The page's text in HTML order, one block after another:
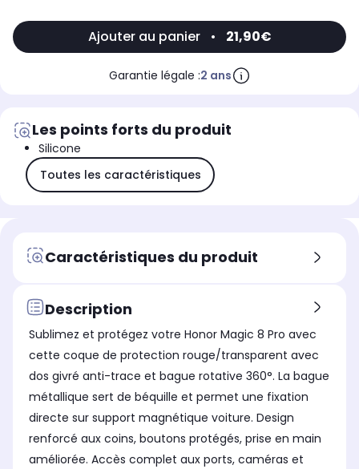
Ajouter au panier • 21,90€
Garantie légale :2 ans
Les points forts du produit
Silicone
Toutes les caractéristiques
Caractéristiques du produit
Description
Sublimez et protégez votre Honor Magic 8 Pro avec
cette coque de protection rouge/transparent avec
dos givré anti-trace et bague rotative 360°. La bague
métallique sert de béquille et permet une fixation
directe sur support magnétique voiture. Design
renforcé aux coins, boutons protégés, prise en main
améliorée. Accès complet aux ports, caméras et